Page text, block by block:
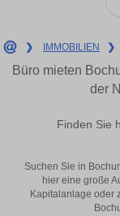
❯ IMMOBILIEN ❯
Büro mieten
der
Finden Sie
Suchen Sie in
hier eine große
Kapitalanlage oder